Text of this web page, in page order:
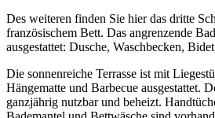
Des weiteren finden Sie hier das dritte
französischem Bett. Das angrenzende
ausgestattet: Dusche, Waschbecken,
Die sonnenreiche Terrasse ist mit
Hängematte und Barbecue ausgestattet.
ganzjährig nutzbar und beheizt.